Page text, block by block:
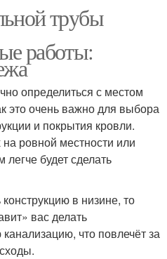
трубы
работы:
определиться с местом
это очень важно для выбора
и покрытия кровли.
ровной местности или
будет сделать
в низине, то
вас делать
что повлечёт за